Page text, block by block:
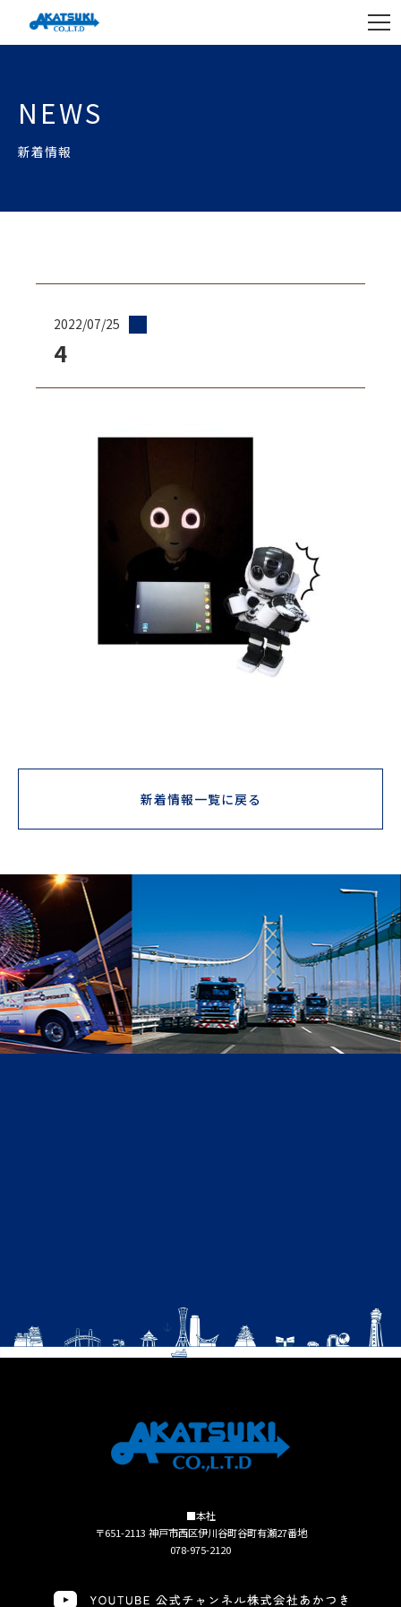
NEWS
新着情報
2022/07/25
4
新着情報一覧に戻る
■本社
〒651-2113 神戸市西区伊川谷町谷町有瀬27番地
078-975-2120